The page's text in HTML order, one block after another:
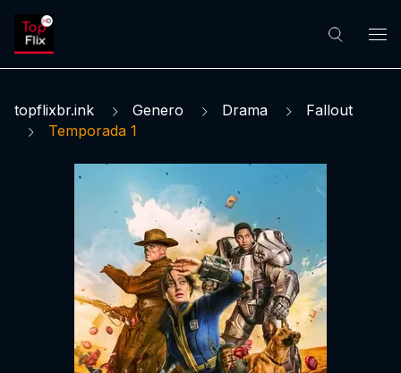
topflixbr.ink Genero Drama
Fallout
Temporada 1